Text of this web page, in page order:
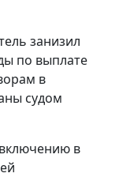
занизил
по выплате
в
судом
в